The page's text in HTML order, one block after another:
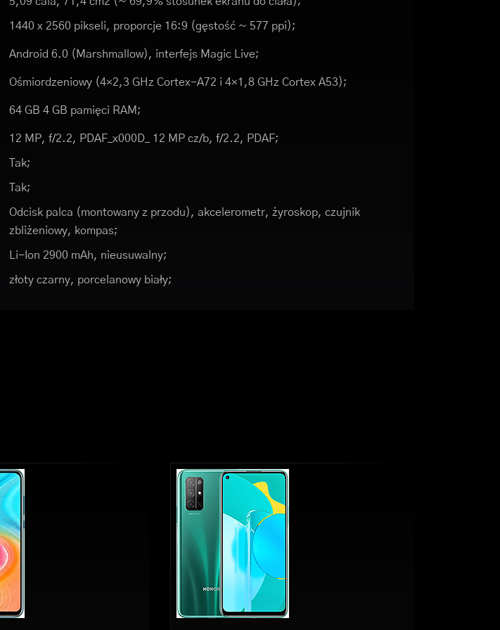
1440 x 2560 pikseli, proporcje 16:9 (gęstość ~ 577 ppi);
Android 6.0 (Marshmallow), interfejs Magic Live;
Ośmiordzeniowy (4×2,3 GHz Cortex-A72 i 4×1,8 GHz Cortex A53);
64 GB 4 GB pamięci RAM;
12 MP, f/2.2, PDAF_x000D_ 12 MP cz/b, f/2.2, PDAF;
Tak;
Tak;
Odcisk palca (montowany z przodu), akcelerometr, żyroskop, czujnik
zbliżeniowy, kompas;
Li-Ion 2900 mAh, nieusuwalny;
złoty czarny, porcelanowy biały;